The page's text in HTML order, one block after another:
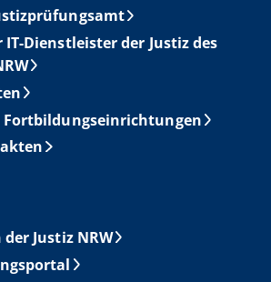
Dienstleister der Justiz des
Fortbildungseinrichtungen
Justiz NRW